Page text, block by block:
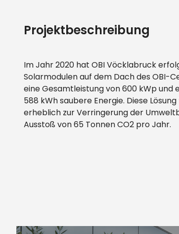
Projektbeschreibung
Im Jahr 2020 hat OBI Vöcklabruck
Solarmodulen auf dem Dach des OBI-
eine Gesamtleistung von 600 kWp
588 kWh saubere Energie. Diese
erheblich zur Verringerung der
Ausstoß von 65 Tonnen CO2 pro Jahr.